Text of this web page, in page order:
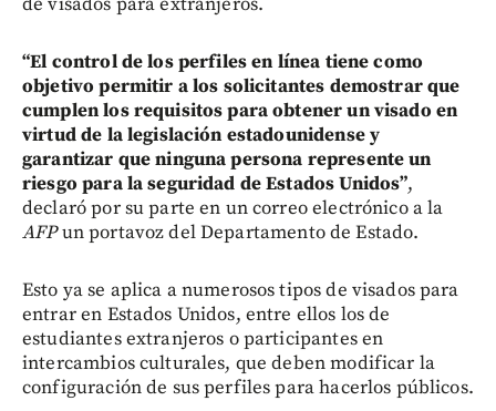
“El control de los perfiles en línea tiene como
objetivo permitir a los solicitantes demostrar que
cumplen los requisitos para obtener un visado en
virtud de la legislación estadounidense y
garantizar que ninguna persona represente un
riesgo para la seguridad de Estados Unidos”,
declaró por su parte en un correo electrónico a la
AFPun portavoz del Departamento de Estado.
Esto ya se aplica a numerosos tipos de visados para
entrar en Estados Unidos, entre ellos los de
estudiantes extranjeros o participantes en
intercambios culturales, que deben modificar la
configuración de sus perfiles para hacerlos públicos.